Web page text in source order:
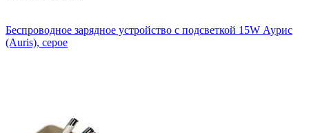
Беспроводное зарядное устройство с подсветкой 15W Аурис
(Auris), серое